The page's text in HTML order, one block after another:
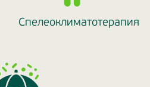
Спелеоклиматотерапия